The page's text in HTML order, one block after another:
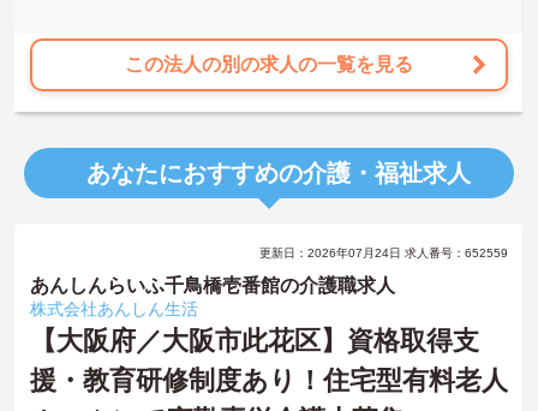
この法人の別の求人の一覧を見る
あなたにおすすめの介護・福祉求人
更新日：2026年07月24日 求人番号：652559
あんしんらいふ千鳥橋壱番館の介護職求人
株式会社あんしん生活
【大阪府／大阪市此花区】資格取得支
援・教育研修制度あり！住宅型有料老人